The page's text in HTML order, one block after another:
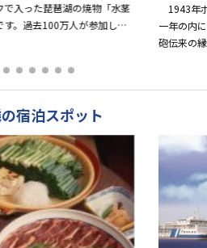
で入った琵琶湖の焼物「水茎
。過去100万人が参加した
1943年
一年の内
砲伝来の
宿泊スポット